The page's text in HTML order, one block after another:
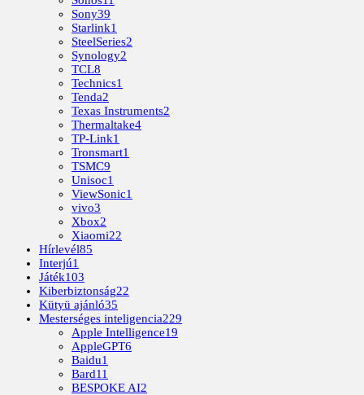
Sony39
Starlink1
SteelSeries2
Synology2
TCL8
Technics1
Tenda2
Texas Instruments2
Thermaltake4
TP-Link1
Tronsmart1
TSMC9
Unisoc1
ViewSonic1
vivo3
Xbox2
Xiaomi22
Hírlevél85
Interjú1
Játék103
Kiberbiztonság22
Kütyü ajánló35
Mesterséges inteligencia229
Apple Intelligence19
AppleGPT6
Baidu1
Bard11
BESPOKE AI2